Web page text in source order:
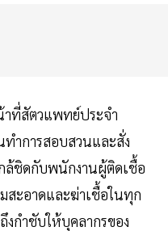
าที่สัตวแพทย์ประจำ
ทำการสอบสวนและสั่ง
ล้ชิดกับพนักงานผู้ติดเชื้อ
สะอาดและฆ่าเชื้อในทุก
งกำชับให้บุคลากรของ